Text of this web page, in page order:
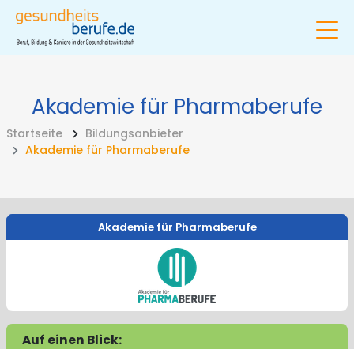
Akademie für Pharmaberufe
Startseite
Bildungsanbieter
Akademie für Pharmaberufe
Akademie für Pharmaberufe
Auf einen Blick: